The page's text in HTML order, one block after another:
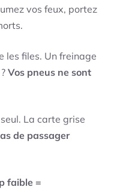
vos feux, portez
les files. Un freinage
Vos pneus ne sont
La carte grise
de passager
faible =